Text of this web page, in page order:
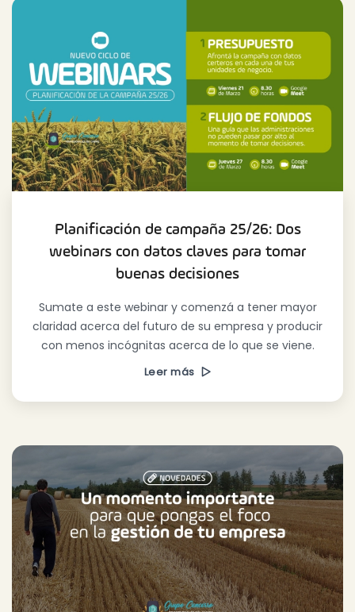
Planificación de campaña 25/26: Dos
webinars con datos claves para tomar
buenas decisiones
Sumate a este webinar y comenzá a tener mayor
claridad acerca del futuro de su empresa y producir
con menos incógnitas acerca de lo que se viene.
Leer más